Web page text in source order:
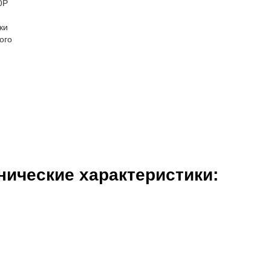
характеристики: